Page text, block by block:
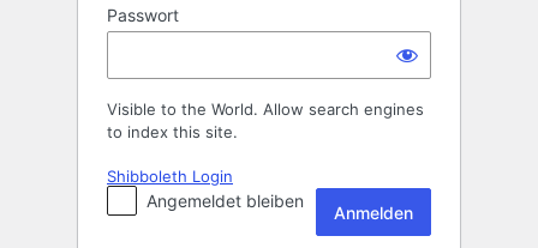
Passwort
Visible to the World. Allow search engines
to index this site.
Shibboleth Login
Angemeldet bleiben